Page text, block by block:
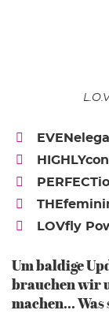
LOVfly
Um baldige
brauchen wir
machen...